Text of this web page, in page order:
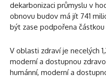
dekarbonizaci průmyslu v
obnovu budov má jít 741
být zase podpořena částkou
V oblasti zdraví je necelých
moderní a dostupnou
humánní, moderní a